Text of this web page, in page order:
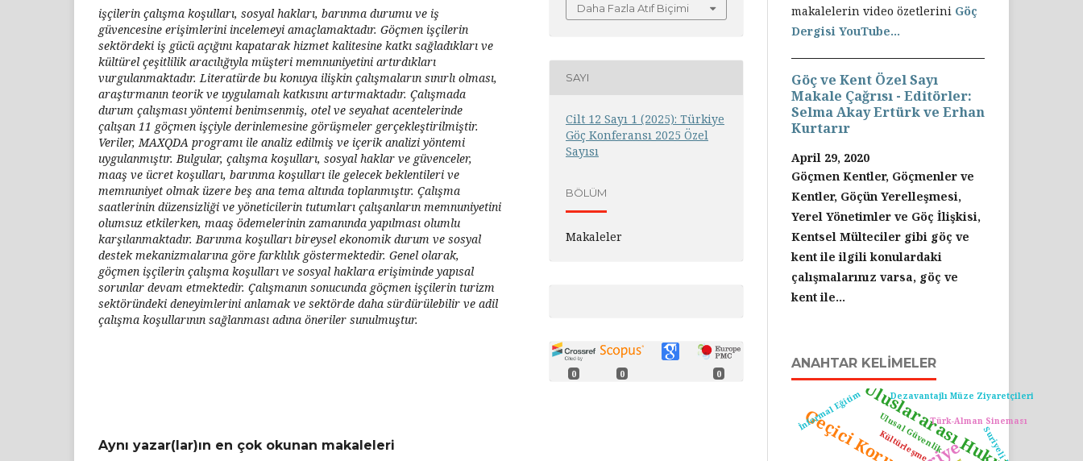
işçilerin çalışma koşulları, sosyal hakları, barınma durumu ve iş
güvencesine erişimlerini incelemeyi amaçlamaktadır. Göçmen işçilerin
sektördeki iş gücü açığını kapatarak hizmet kalitesine katkı sağladıkları ve
kültürel çeşitlilik aracılığıyla müşteri memnuniyetini artırdıkları
vurgulanmaktadır. Literatürde bu konuya ilişkin çalışmaların sınırlı olması,
araştırmanın teorik ve uygulamalı katkısını artırmaktadır. Çalışmada
durum çalışması yöntemi benimsenmiş, otel ve seyahat acentelerinde
çalışan 11 göçmen işçiyle derinlemesine görüşmeler gerçekleştirilmiştir.
Veriler, MAXQDA programı ile analiz edilmiş ve içerik analizi yöntemi
uygulanmıştır. Bulgular, çalışma koşulları, sosyal haklar ve güvenceler,
maaş ve ücret koşulları, barınma koşulları ile gelecek beklentileri ve
memnuniyet olmak üzere beş ana tema altında toplanmıştır. Çalışma
saatlerinin düzensizliği ve yöneticilerin tutumları çalışanların memnuniyetini
olumsuz etkilerken, maaş ödemelerinin zamanında yapılması olumlu
karşılanmaktadır. Barınma koşulları bireysel ekonomik durum ve sosyal
destek mekanizmalarına göre farklılık göstermektedir. Genel olarak,
göçmen işçilerin çalışma koşulları ve sosyal haklara erişiminde yapısal
sorunlar devam etmektedir. Çalışmanın sonucunda göçmen işçilerin turizm
sektöründeki deneyimlerini anlamak ve sektörde daha sürdürülebilir ve adil
çalışma koşullarının sağlanması adına öneriler sunulmuştur.
Daha Fazla Atıf Biçimi
SAYI
Cilt 12 Sayı 1 (2025): Türkiye
Göç Konferansı 2025 Özel
Sayısı
BÖLÜM
Makaleler
0 0 0
Aynı yazar(lar)ın en çok okunan makaleleri
makalelerin video özetlerini Göç
Dergisi YouTube...
Göç ve Kent Özel Sayı
Makale Çağrısı - Editörler:
Selma Akay Ertürk ve Erhan
Kurtarır
April 29, 2020
Göçmen Kentler, Göçmenler ve
Kentler, Göçün Yerelleşmesi,
Yerel Yönetimler ve Göç İlişkisi,
Kentsel Mülteciler gibi göç ve
kent ile ilgili konulardaki
çalışmalarınız varsa, göç ve
kent ile...
ANAHTAR KELIMELER
Uluslararası Hukuk
Kültürleşme
Türk-Alman Sineması
Dezavantajlı Müze Ziyaretçileri
İnformal Eğitim
Ulusal Güvenlik